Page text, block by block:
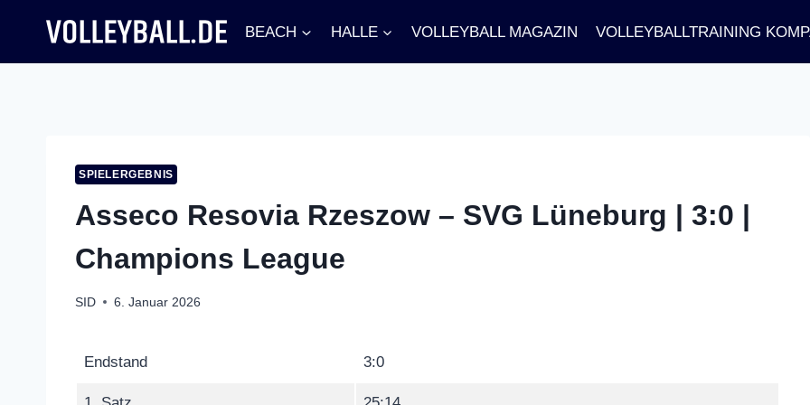
springen
BEACH HALLE VOLLEYBALL MAGAZIN VOLLEYBALLTRAINING
SPIELERGEBNIS
Asseco Resovia Rzeszow – SVG Lüneburg | 3:0 |
Champions League
SID 6. Januar 2026
Endstand 3:0